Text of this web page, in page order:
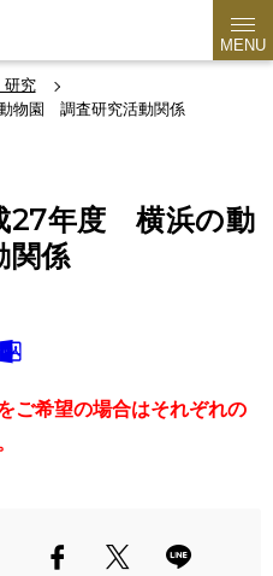
MENU
研究
物園 調査研究活動関係
27年度 横浜の動
係
ご希望の場合はそれぞれの